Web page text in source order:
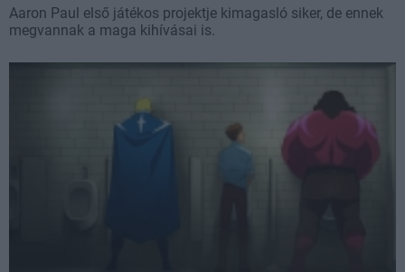
Aaron Paul első játékos projektje kimagasló siker, de ennek
megvannak a maga kihívásai is.